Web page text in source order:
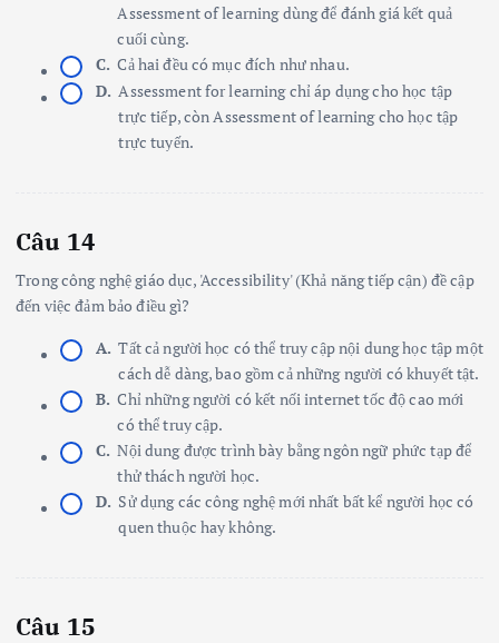
Assessment of learning dùng để đánh giá kết quả
cuối cùng.
C. Cả hai đều có mục đích như nhau.
D. Assessment for learning chỉ áp dụng cho học tập
trực tiếp, còn Assessment of learning cho học tập
trực tuyến.
Câu 14
Trong công nghệ giáo dục, 'Accessibility' (Khả năng tiếp cận) đề cập
đến việc đảm bảo điều gì?
A. Tất cả người học có thể truy cập nội dung học tập một
cách dễ dàng, bao gồm cả những người có khuyết tật.
B. Chỉ những người có kết nối internet tốc độ cao mới
có thể truy cập.
C. Nội dung được trình bày bằng ngôn ngữ phức tạp để
thử thách người học.
D. Sử dụng các công nghệ mới nhất bất kể người học có
quen thuộc hay không.
Câu 15